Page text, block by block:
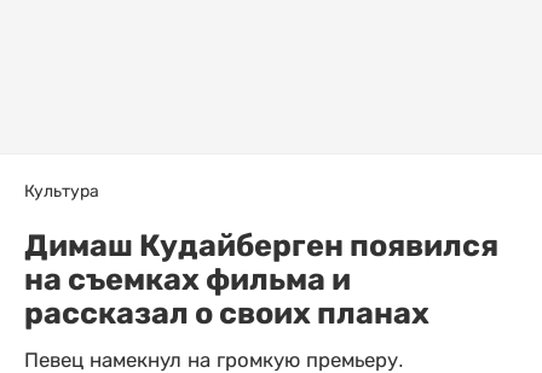
Культура
Димаш Кудайберген появился
на съемках фильма и
рассказал о своих планах
Певец намекнул на громкую премьеру.